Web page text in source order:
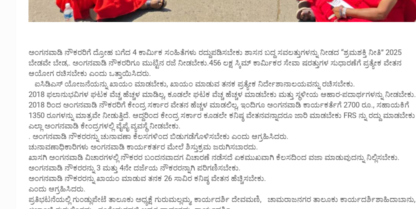
ಅಂಗನವಾಡಿ ನೌಕರರಿಗೆ ದ್ರೋಹ ಬಗೆದ 4 ಕಾರ್ಮಿಕ ಸಂಹಿತೆಗಳು ರದ್ದುಪಡಿಸಬೇಕು ಶಾಸನ ಬದ್ದ ಸವಲತ್ತುಗಳನ್ನು ನೀಡದ “ಶ್ರಮಶಕ್ತಿ ನೀತಿ” 2025
ಬೇಡವೇ ಬೇಡ,. ಅಂಗನವಾಡಿ ನೌಕರರಿಗೂ ಮುಟ್ಟಿನ ರಜೆ ನೀಡಬೇಕು.456 ಲಕ್ಷ ಸ್ಕಿಮ್ ಕಾರ್ಮಿಕರ ಸೇವಾ ಷರತ್ತುಗಳ ಸುಧಾರಣೆಗೆ ಪ್ರತ್ಯೇಕ ವೇತನ
ಆಯೋಗ ರಚಿಸಬೇಕು ಎಂದು ಒತ್ತಾಯಿಸಿದರು.
ಐಸಿಡಿಎಸ್ ಯೋಜನೆಯನ್ನು ಖಾಯಂ ಮಾಡಬೇಕು, ಖಾಯಂ ಮಾಡುವ ತನಕ ಪ್ರತ್ಯೇಕ ನಿರ್ದೇಶಾನಾಲಯವನ್ನು ರಚಿಸಬೇಕು.
2018 ಫಲಾನುಭವಿಗಳ ಘಟಕ ವೆಚ್ಚ ಹೆಚ್ಚಳ ಮಾಡಿಲ್ಲ, ಕೂಡಲೇ ಘಟಕ ವೆಚ್ಚ ಹೆಚ್ಚಳ ಮಾಡಬೇಕು ಮತ್ತು ಸ್ಥಳೀಯ ಆಹಾರ-ಪದಾರ್ಥಗಳನ್ನು ನೀಡಬೇಕು.
2018 ರಿಂದ ಅಂಗನವಾಡಿ ನೌಕರರಿಗೆ ಕೇಂದ್ರ ಸರ್ಕಾರ ವೇತನ ಹೆಚ್ಚಳ ಮಾಡಲಿಲ್ಲ, ಇಂದಿಗೂ ಅಂಗನವಾಡಿ ಕಾರ್ಯಕರ್ತೆಗೆ 2700 ರೂ., ಸಹಾಯಕಿಗೆ
1350 ರೂಗಳನ್ನು ಮಾತ್ರವೇ ನೀಡುತ್ತಿದೆ. ಆದ್ದರಿಂದ ಕೇಂದ್ರ ಸರ್ಕಾರ ಕೂಡಲೇ ಕನಿಷ್ಠ ವೇತನವನ್ನಾದರೂ ಜಾರಿ ಮಾಡಬೇಕು FRS ನ್ನು ರದ್ದು ಮಾಡಬೇಕು
ಎಲ್ಲಾ ಅಂಗನವಾಡಿ ಕೇಂದ್ರಗಳಲ್ಲಿ ವೈಪೈ ವ್ಯವಸ್ಥೆ ನೀಡಬೇಕು.
. ಅಂಗನವಾಡಿ ನೌಕರರನ್ನು ಚುನಾವಣಾ ಕೆಲಸಗಳಿಂದ ಬಿಡುಗಡೆಗೊಳಿಸಬೇಕು ಎಂದು ಆಗ್ರಹಿಸಿದರು.
ಚುನಾವಣಾಧಿಕಾರಿಗಳು ಅಂಗನವಾಡಿ ಕಾರ್ಯಕರ್ತರ ಮೇಲೆ ಶಿಸ್ತುಕ್ರಮ ಜರುಗಿಸಬಾರದು.
ಖಾಸಗಿ ಅಂಗನವಾಡಿ ವಿಚಾರಗಳಲ್ಲಿ ನೌಕರರ ಬಂದನವಾದಗ ವಿಚಾರಣೆ ನಡೆಸದೆ ಏಕಮುಖವಾಗಿ ಕೆಲಸದಿಂದ ವಜಾ ಮಾಡುವುದನ್ನು ನಿಲ್ಲಿಸಬೇಕು.
ಅಂಗನವಾಡಿ ನೌಕರರನ್ನು 3 ಮತ್ತು 4ನೇ ದರ್ಜೆಯ ನೌಕರರನ್ನಾಗಿ ಪರಿಗಣಿಸಬೇಕು.
ಅಂಗನವಾಡಿ ನೌಕರರನ್ನು ಖಾಯಂ ಮಾಡುವ ತನಕ 26 ಸಾವಿರ ಕನಿಷ್ಠ ವೇತನ ಹೆಚ್ಚಿಸಬೇಕು.
ಎಂದು ಆಗ್ರಹಿಸಿದರು.
ಪ್ರತಿಭಟನೆಯಲ್ಲಿ ಗುಂಡ್ಲುಪೇಟೆ ತಾಲೂಕು ಅಧ್ಯಕ್ಷೆ ಗುರುಮಲ್ಲಮ್ಮ, ಕಾರ್ಯದರ್ಶಿ ದೇವಮಣಿ, ಚಾಮರಾಜನಗರ ತಾಲೂಕು ಕಾರ್ಯದರ್ಶಿಶಾಹಿದಾಬಾನು,